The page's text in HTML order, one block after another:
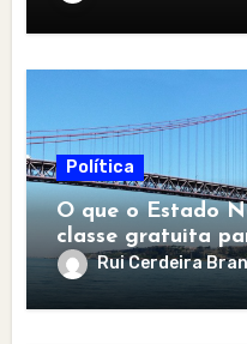
Política
O que o Estado
classe gratuita
Rui Cerdeira